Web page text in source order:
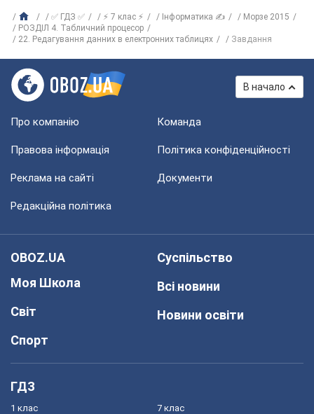
✅ ГДЗ ✅ ⚡ 7 клас ⚡ Інформатика ✍
Морзе 2015
РОЗДІЛ 4. Табличний процесор
22. Редагування данних в електронних таблицях
Завдання
В начало
Про компанію Команда
Правова інформація Політика конфіденційності
Реклама на сайті Документи
Редакційна політика
OBOZ.UA
Моя Школа
Світ
Спорт
Суспільство
Всі новини
Новини освіти
ГДЗ
1 клас 7 клас